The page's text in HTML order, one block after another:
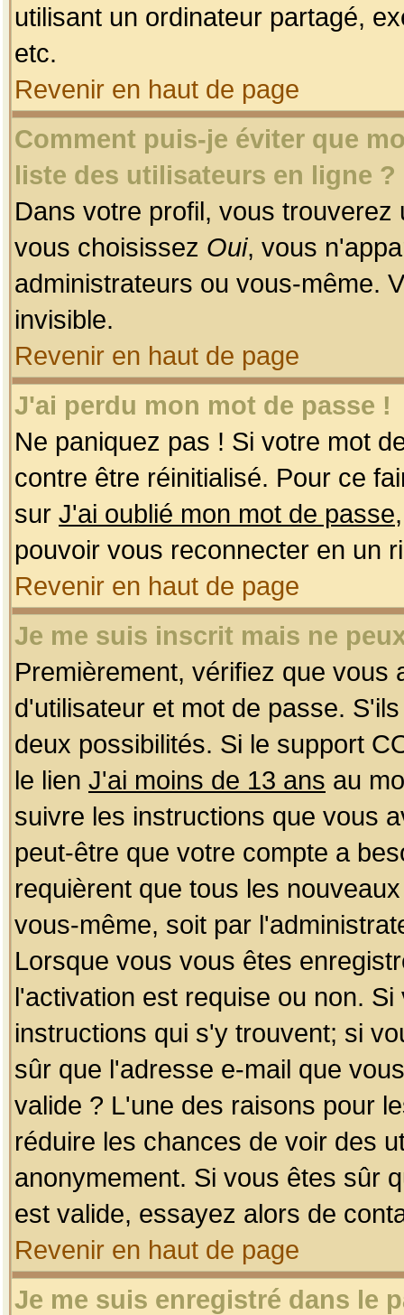
utilisant un ordinateur partagé,
etc.
Revenir en haut de page
Comment puis-je éviter que
liste des utilisateurs en ligne ?
Dans votre profil, vous
vous choisissez Oui, vous
administrateurs ou vous-même.
invisible.
Revenir en haut de page
J'ai perdu mon mot de passe !
Ne paniquez pas ! Si votre mot
contre être réinitialisé. Pour ce
sur J'ai oublié mon mot de passe
pouvoir vous reconnecter en un
Revenir en haut de page
Je me suis inscrit mais ne
Premièrement, vérifiez que
d'utilisateur et mot de passe.
deux possibilités. Si le support
le lien J'ai moins de 13 ans au
suivre les instructions que vous
peut-être que votre compte a
requièrent que tous les
vous-même, soit par
Lorsque vous vous êtes
l'activation est requise ou non.
instructions qui s'y trouvent; si
sûr que l'adresse e-mail que
valide ? L'une des raisons pour
réduire les chances de voir des
anonymement. Si vous êtes sûr
est valide, essayez alors de
Revenir en haut de page
Je me suis enregistré dans le